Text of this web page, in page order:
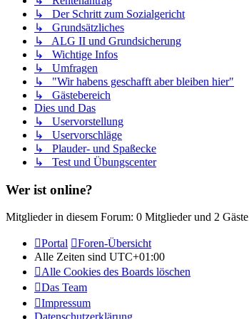
↳ Der Schritt zum Sozialgericht
↳ Grundsätzliches
↳ ALG II und Grundsicherung
↳ Wichtige Infos
↳ Umfragen
↳ "Wir habens geschafft aber bleiben hier"
↳ Gästebereich
Dies und Das
↳ Uservorstellung
↳ Uservorschläge
↳ Plauder- und Spaßecke
↳ Test und Übungscenter
Wer ist online?
Mitglieder in diesem Forum: 0 Mitglieder und 2 Gäste
Portal
Foren-Übersicht
Alle Zeiten sind UTC+01:00
Alle Cookies des Boards löschen
Das Team
Impressum